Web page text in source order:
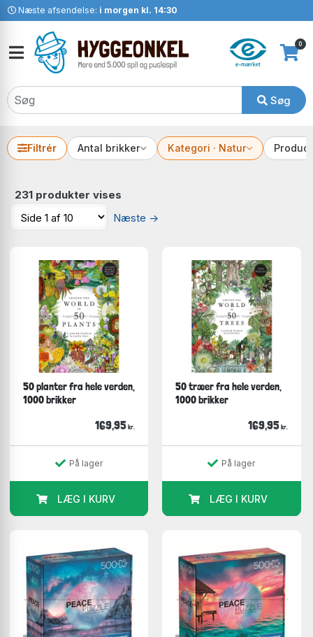
Næste afsendelse: i morgen kl. 14:30
Søg
0
Filtrér Antal brikker Kategori · Natur
231 produkter vises
Næste →
50 planter fra hele verden,
1000 brikker
169,95 kr.
På lager
LÆG I KURV
50 træer fra hele verden,
1000 brikker
169,95 kr.
På lager
LÆG I KURV